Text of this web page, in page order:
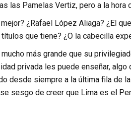
las Pamelas Vertiz, pero a la
¿Rafael López Aliaga? ¿El
que tiene? ¿O la cabecilla
más grande que su
privada les puede enseñar,
desde siempre a la última fila de
sesgo de creer que Lima es el